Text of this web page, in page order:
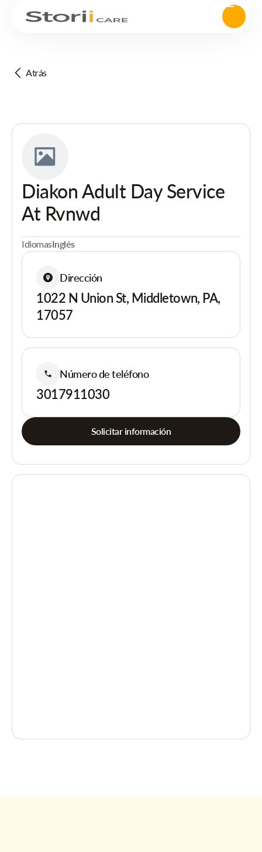
Atrás
Diakon Adult Day Service
At Rvnwd
IdiomasInglés
Dirección
1022 N Union St, Middletown, PA,
17057
Número de teléfono
3017911030
Solicitar información